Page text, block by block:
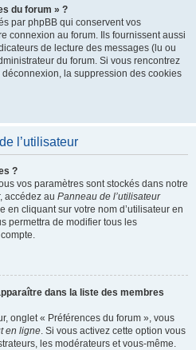
du forum » ?
par phpBB qui conservent vos
connexion au forum. Ils fournissent aussi
de lecture des messages (lu ou
du forum. Si vous rencontrez
la suppression des cookies
l’utilisateur
?
vos paramètres sont stockés dans notre
accédez au Panneau de l’utilisateur
en cliquant sur votre nom d’utilisateur en
permettra de modifier tous les
dans la liste des membres
onglet « Préférences du forum », vous
en ligne. Si vous activez cette option vous
les modérateurs et vous-même.